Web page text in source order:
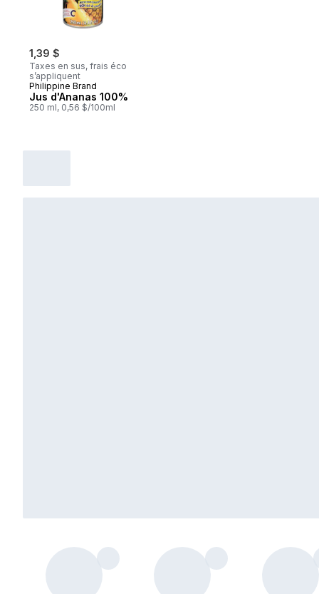
1,39 $
Taxes en sus, frais éco
s’appliquent
Philippine Brand
Jus d'Ananas 100%
250 ml, 0,56 $/100ml